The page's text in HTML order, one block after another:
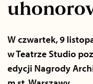
W czwartek, 9
w Teatrze Studio
edycji Nagrody